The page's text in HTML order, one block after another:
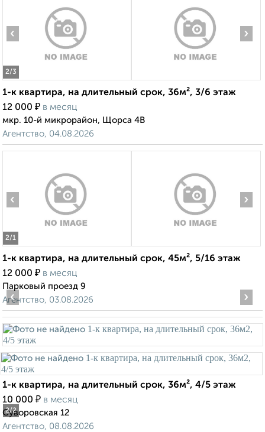
2/3
‹ ›
1-к квартира, на длительный срок, 36м², 3/6 этаж
12 000 ₽ в месяц
мкр. 10-й микрорайон, Щорса 4В
Агентство, 04.08.2026
2/1
‹ ›
1-к квартира, на длительный срок, 45м², 5/16 этаж
12 000 ₽ в месяц
Парковый проезд 9
Агентство, 03.08.2026
2/2
‹ ›
1-к квартира, на длительный срок, 36м², 4/5 этаж
10 000 ₽ в месяц
Суворовская 12
Агентство, 08.08.2026